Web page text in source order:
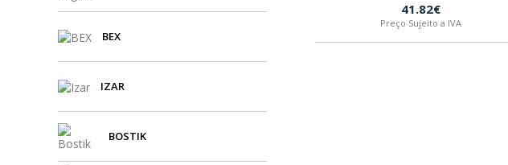
BEX
IZAR
BOSTIK
41.82€
Preço Sujeito a IVA